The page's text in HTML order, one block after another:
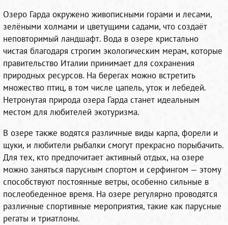
Озеро Гарда окружено живописными горами и лесами,
зелёными холмами и цветущими садами, что создаёт
неповторимый ландшафт. Вода в озере кристально
чистая благодаря строгим экологическим мерам, которые
правительство Италии принимает для сохранения
природных ресурсов. На берегах можно встретить
множество птиц, в том числе цапель, уток и лебедей.
Нетронутая природа озера Гарда станет идеальным
местом для любителей экотуризма.
В озере также водятся различные виды карпа, форели и
щуки, и любители рыбалки смогут прекрасно порыбачить.
Для тех, кто предпочитает активный отдых, на озере
можно заняться парусным спортом и серфингом — этому
способствуют постоянные ветры, особенно сильные в
послеобеденное время. На озере регулярно проводятся
различные спортивные мероприятия, такие как парусные
регаты и триатлоны.